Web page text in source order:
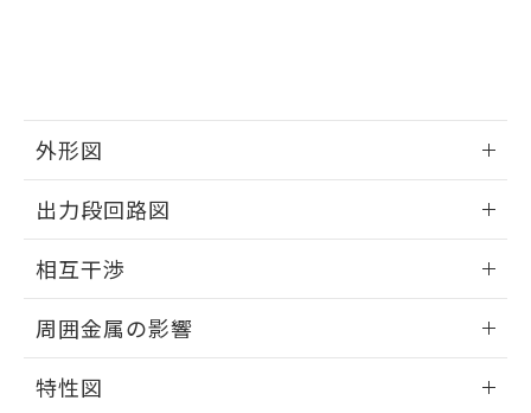
外形図
外形図
出力段回路図
出力段回路図
相互干渉
相互干渉
周囲金属の影響
特性図
※当社の共同利用者とは、"個人情報
の共同利用に関して"
用者の範囲」に記載されている法人を
とができます。
EU RoHS指令（10物質）の非含有証明書
51物質の非含有証明書（当社基準）
※本証明書は発行日時点で非含有を証明す
ものではありません。
また、RoHS指令のフタル酸エステル類４
物質の対応では、対応完了までの期間は出
欄に対応日を記載しておりました。
既に当社にて対応品への在庫切替を完了